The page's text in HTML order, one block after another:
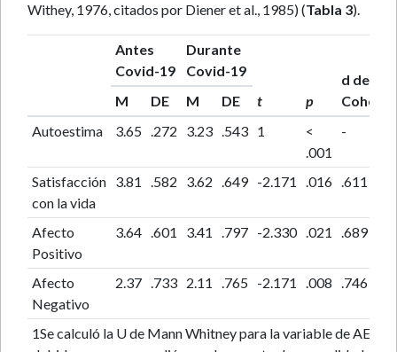
Withey, 1976, citados por Diener et al., 1985) (Tabla 3).
Antes
Covid-19
Durante
Covid-19
t
p
d de
Cohen
M DE M
DE
Autoestima
3.65 .272 3.23 .543 1
<
.001
-
Satisfacción
con la vida
3.81 .582 3.62 .649 -2.171 .016 .611
Afecto
Positivo
3.64 .601 3.41 .797 -2.330 .021 .689
Afecto
Negativo
2.37 .733 2.11 .765 -2.171 .008 .746
1Se calculó la U de Mann Whitney para la variable de AE,